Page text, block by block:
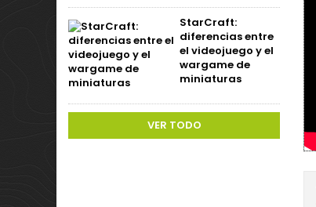
StarCraft:
diferencias entre
el videojuego y el
wargame de
miniaturas
VER TODO